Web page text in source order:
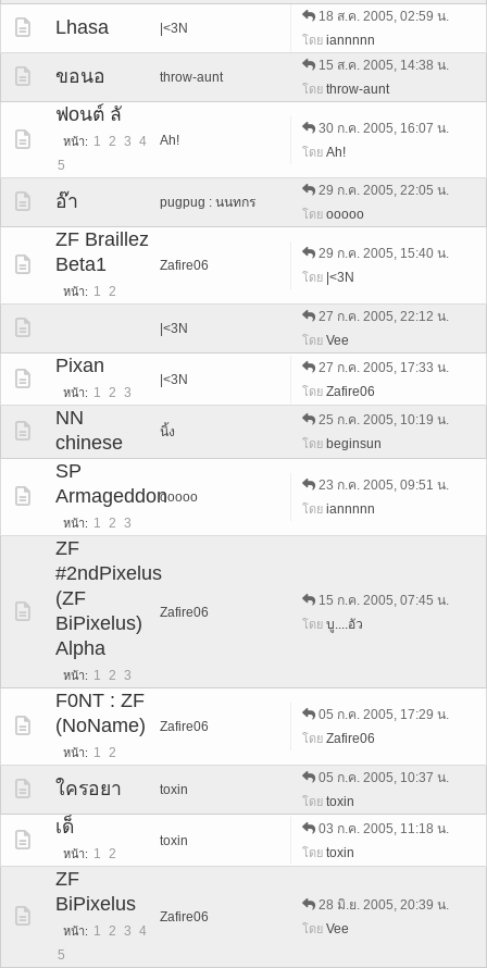
Lhasa |<3N
18 ส.ค. 2005, 02:59 น.
โดย iannnnn
ขอนอ throw-aunt
15 ส.ค. 2005, 14:38 น.
โดย throw-aunt
ฟoนต์ ลั
หน้า 1 2 3 4
5
Ah!
30 ก.ค. 2005, 16:07 น.
โดย Ah!
อ๊า pugpug : นนทกร
29 ก.ค. 2005, 22:05 น.
โดย ooooo
ZF Braillez
Beta1
หน้า 1 2
Zafire06
29 ก.ค. 2005, 15:40 น.
โดย |<3N
|<3N
27 ก.ค. 2005, 22:12 น.
โดย Vee
Pixan
หน้า 1 2 3
|<3N
27 ก.ค. 2005, 17:33 น.
โดย Zafire06
NN
chinese
นิ้ง
25 ก.ค. 2005, 10:19 น.
โดย beginsun
SP
Armageddon
หน้า 1 2 3
ooooo
23 ก.ค. 2005, 09:51 น.
โดย iannnnn
ZF
#2ndPixelus
(ZF
BiPixelus)
Alpha
หน้า 1 2 3
Zafire06
15 ก.ค. 2005, 07:45 น.
โดย บู....อัว
F0NT : ZF
(NoName)
หน้า 1 2
Zafire06
05 ก.ค. 2005, 17:29 น.
โดย Zafire06
ใครอยา toxin
05 ก.ค. 2005, 10:37 น.
โดย toxin
เด็
หน้า 1 2
toxin
03 ก.ค. 2005, 11:18 น.
โดย toxin
ZF
BiPixelus
หน้า 1 2 3 4
5
Zafire06
28 มิ.ย. 2005, 20:39 น.
โดย Vee